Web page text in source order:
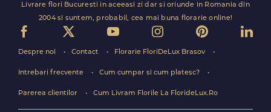
Livrare flori Bucuresti in aceeasi zi dar si oriunde in Romania din
2004 si suntem, probabil, cea mai buna florarie online!
Despre noi Contact Florarie FloriDeLux Brasov
Intrebari frecvente Cum cumpar si cum platesc?
Parerea clientilor Cum Livram Florile La FlorideLux.Ro